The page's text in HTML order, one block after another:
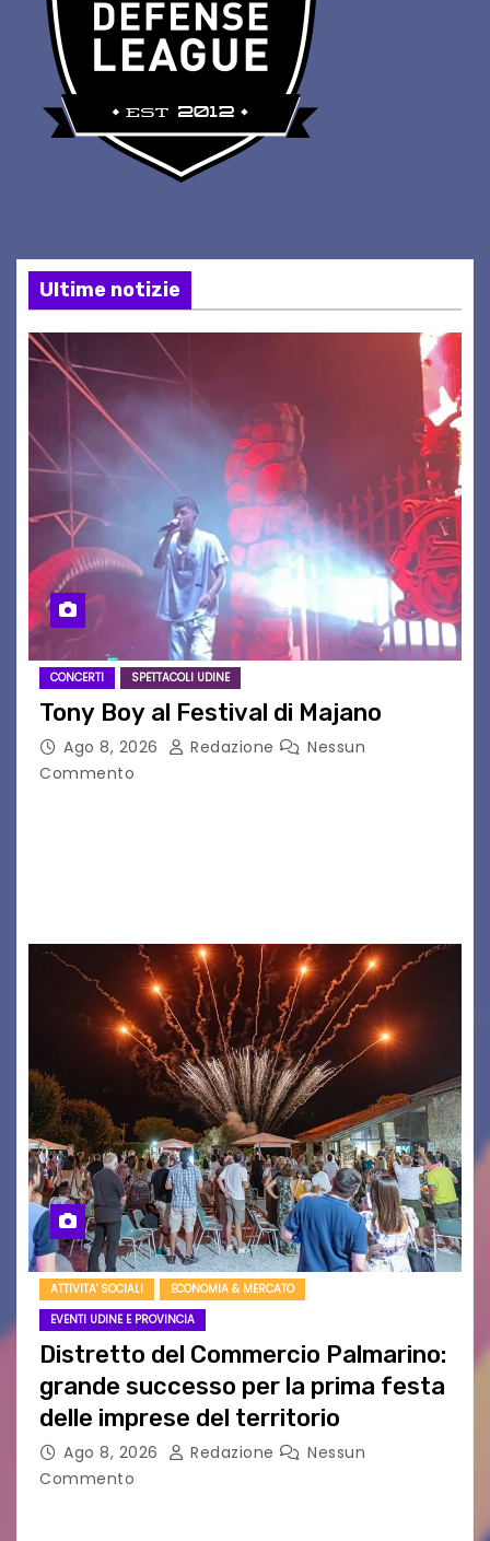
Ultime notizie
CONCERTI SPETTACOLI UDINE
Tony Boy al Festival di Majano
Ago 8, 2026 Redazione
Nessun
Commento
ATTIVITA' SOCIALI
ECONOMIA & MERCATO
EVENTI UDINE E PROVINCIA
Distretto del Commercio Palmarino:
grande successo per la prima festa
delle imprese del territorio
Ago 8, 2026 Redazione
Nessun
Commento